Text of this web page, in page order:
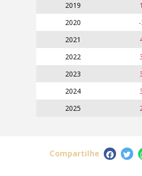
2019
2020
2021
2022
2023
2024
2025
Compartilhe